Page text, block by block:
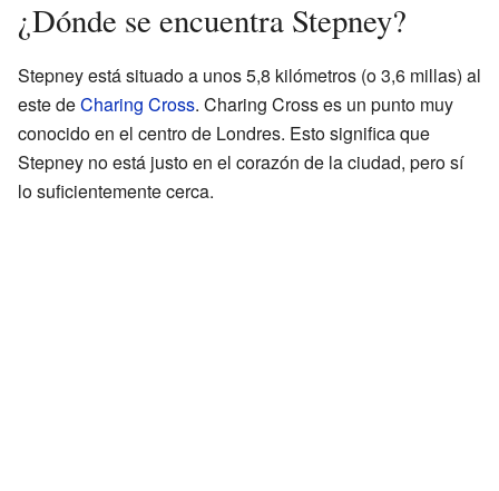
¿Dónde se encuentra Stepney?
Stepney está situado a unos 5,8 kilómetros (o 3,6 millas) al
este deCharing Cross. Charing Cross es un punto muy
conocido en el centro de Londres. Esto significa que
Stepney no está justo en el corazón de la ciudad, pero sí
lo suficientemente cerca.